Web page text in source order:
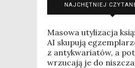
NAJCHĘTNIEJ
Masowa utylizacja
AI skupują
z antykwariatów, a
wrzucają je do